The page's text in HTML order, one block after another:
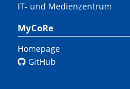
IT- und Medienzentrum
MyCoRe
Homepage
GitHub